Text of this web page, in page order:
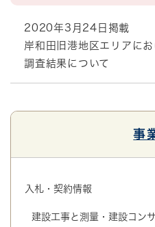
2020年3月24日掲載
岸和田旧港地区エリアに
調査結果について
事
入札・契約情報
建設工事と測量・建設コン